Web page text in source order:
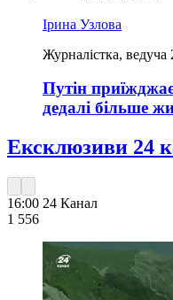
Ірина Узлова
Журналістка, ведуча
Путін
дедалі більше
Ексклюзиви 24
16:00 24 Канал
1 556